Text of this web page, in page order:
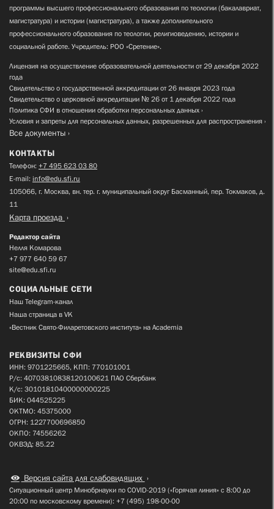
программы высшего профессионального образования по теологии (бакалавриат,
магистратура) и истории (магистратура), а также дополнительного
профессионального образования по теологии, религиоведению, истории и
социальной работе. Учредитель: РОО «Сретение».
Лицензия на осуществление образовательной деятельности от 29 декабря 2022
года
Свидетельство о государственной аккредитации от 26 января 2023 года
Свидетельство о церковной аккредитации № 26 от 1 декабря 2022 года
Политика СФИ в отношении обработки персональных данных
Условия и запреты для персональных данных, разрешенных для распространения
Все документы
КОНТАКТЫ
Телефон: +7 495 623 03 80
E-mail: info@edu.sfi.ru
105066, г. Москва, вн. тер. г. муниципальный округ Басманный, пер. Токмаков, д.
11
Карта проезда
Редактор сайта
Нелля Комарова
+7 977 640 59 67
site@edu.sfi.ru
СОЦИАЛЬНЫЕ СЕТИ
Наш Telegram-канал
Наша страница в VK
«Вестник Свято-Филаретовского института» на Academia
РЕКВИЗИТЫ СФИ
ИНН: 9701225665, КПП: 770101001
Р/с: 40703810838120100621 ПАО Сбербанк
К/с: 30101810400000000225
БИК: 044525225
ОКТМО: 45375000
ОГРН: 1227700696850
ОКПО: 74556262
ОКВЭД: 85.22
Версия сайта для слабовидящих
Ситуационный центр Минобрнауки по COVID-2019 («Горячая линия» с 8:00 до
20:00 по московскому времени): +7 (495) 198-00-00